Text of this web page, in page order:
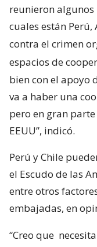
reunieron algunos
cuales están
contra el crimen
espacios de
bien con el apoyo
va a haber una
pero en gran
EEUU”, indicó.
Perú y Chile
el Escudo de las
entre otros
embajadas, en
“Creo que